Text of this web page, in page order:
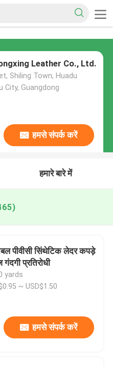
Leather Co., Ltd.
Shiling Town, Huadu
City, Guangdong
हमसे संपर्क करें
हमारे बारे में
पीवीसी सिंथेटिक लेदर कपड़े
प्रतिरोधी
yards
~ USD$1.50
हमसे संपर्क करें